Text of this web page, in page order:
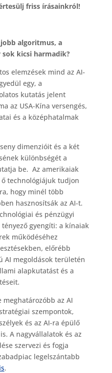
friss írásainkról!
algoritmus, a
kicsi harmadik?
elemzések mind az AI-
egy, a
kutatás jelent
az USA-Kína versengés,
és a középhatalmak
dimenzióit és a két
különbségét a
be. Az amerikaiak
technológiájuk tudjon
hogy minél több
hasznosítsák az AI-t.
és pénzügyi
gyengíti: a kínaiak
működéséhez
előrébb
AI megoldások területén
alapkutatást és a
meghatározóbb az AI
szempontok,
és az AI-ra épülő
A nagyvállalatok és az
szervezi és fogja
legelszántabb
.